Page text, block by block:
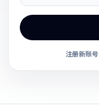
注册新账号